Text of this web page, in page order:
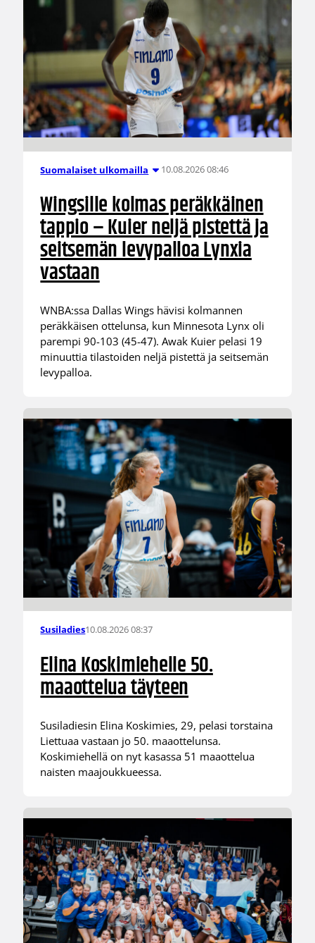
Suomalaiset ulkomailla 10.08.2026 08:46
Wingsille kolmas peräkkäinen
tappio – Kuier neljä pistettä ja
seitsemän levypalloa Lynxia
vastaan
WNBA:ssa Dallas Wings hävisi kolmannen
peräkkäisen ottelunsa, kun Minnesota Lynx oli
parempi 90-103 (45-47). Awak Kuier pelasi 19
minuuttia tilastoiden neljä pistettä ja seitsemän
levypalloa.
Susiladies10.08.2026 08:37
Elina Koskimiehelle 50.
maaottelua täyteen
Susiladiesin Elina Koskimies, 29, pelasi torstaina
Liettuaa vastaan jo 50. maaottelunsa.
Koskimiehellä on nyt kasassa 51 maaottelua
naisten maajoukkueessa.